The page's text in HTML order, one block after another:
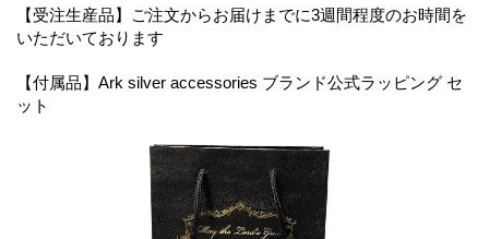
【受注生産品】ご注文からお届けまでに3週間程度のお時間を
いただいております
【付属品】Ark silver accessories ブランド公式ラッピング セ
ット